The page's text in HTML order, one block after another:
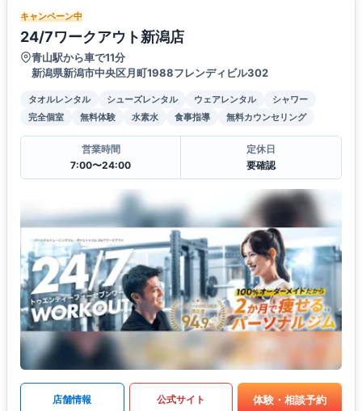
キャンペーン中
24/7ワークアウト新潟店
青山駅から車で11分
新潟県新潟市中央区月町1988フレンディビル302
タオルレンタル シューズレンタル ウェアレンタル
シャワー
完全個室
無料体験 水素水 食事指導 無料カウンセリング
営業時間
7:00〜24:00
定休日
要確認
店舗情報 公式サイト 体験・相談予約